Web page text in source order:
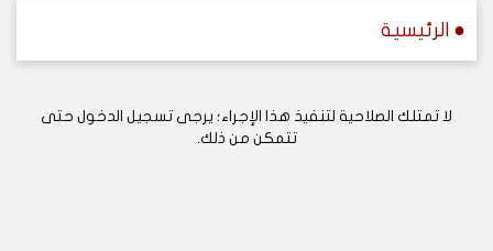
● الرئيسية
لا تمتلك الصلاحية لتنفيذ هذا الإجراء؛ يرجى تسجيل الدخول حتى
تتمكن من ذلك.